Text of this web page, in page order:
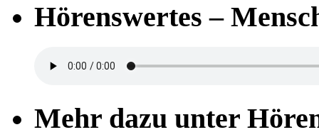
Hörenswertes –
Mehr dazu unter